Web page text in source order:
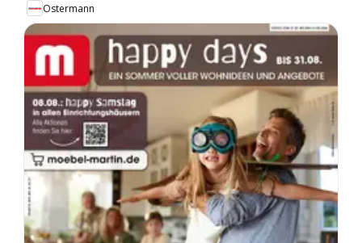
Ostermann